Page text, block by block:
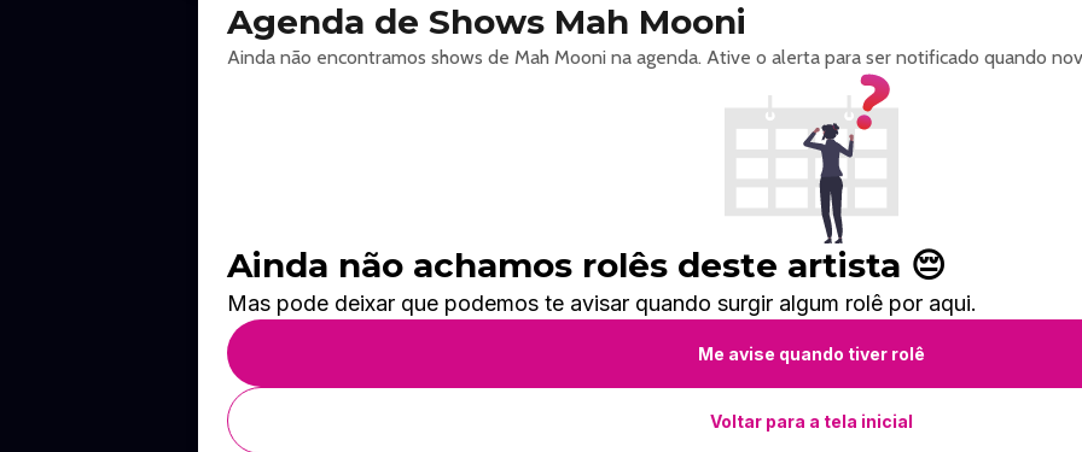
Agenda de Shows Mah Mooni
Ainda não encontramos shows de Mah Mooni na agenda. Ative o alerta para ser notificado quando
Ainda não achamos rolês deste artista 😔
Mas pode deixar que podemos te avisar quando surgir algum rolê por aqui.
Me avise quando tiver rolê
Voltar para a tela inicial